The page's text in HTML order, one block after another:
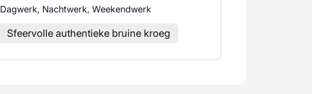
Dagwerk, Nachtwerk, Weekendwerk
Sfeervolle authentieke bruine kroeg